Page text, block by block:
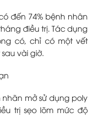
đến 74% bệnh nhân
điều trị. Tác dụng
có, chỉ có một vết
vài giờ.
mở sử dụng poly
trị sẹo lõm mức độ